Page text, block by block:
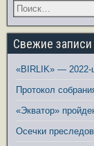
Свежие записи
«BIRLIK» —
Протокол
«Экватор»
Осечки